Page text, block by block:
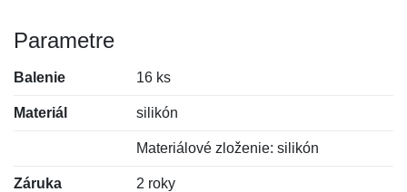
Parametre
Balenie 16 ks
Materiál silikón
Materiálové zloženie: silikón
Záruka 2 roky